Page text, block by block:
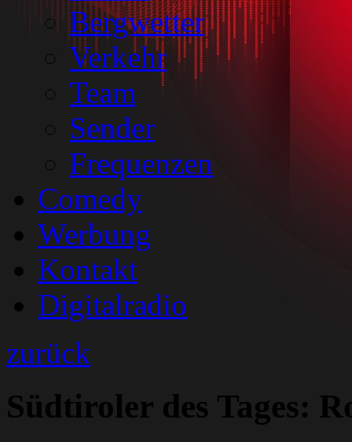
Bergwetter
Verkehr
Team
Sender
Frequenzen
Comedy
Werbung
Kontakt
Digitalradio
zurück
Südtiroler des Tages: